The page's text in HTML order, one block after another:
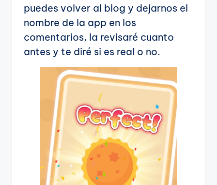
puedes volver al blog y dejarnos el
nombre de la app en los
comentarios, la revisaré cuanto
antes y te diré si es real o no.